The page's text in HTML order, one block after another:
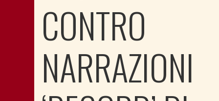
CONTRO
NARRAZIONI